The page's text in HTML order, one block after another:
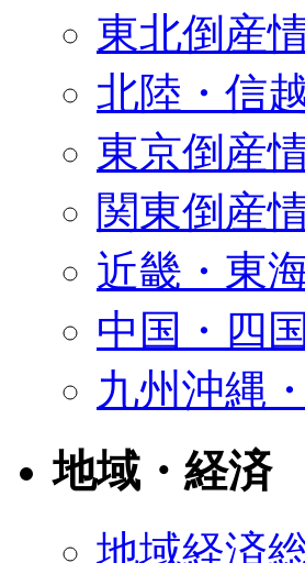
東北倒産
北陸・信
東京倒産
関東倒産
近畿・東
中国・四
九州沖縄
地域・経済
地域経済